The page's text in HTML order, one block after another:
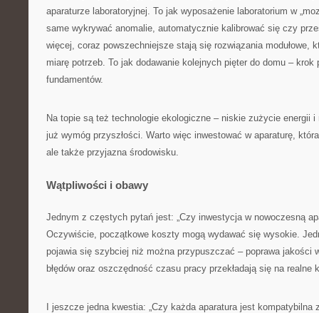
aparaturze laboratoryjnej. To jak wyposażenie laboratorium w
same wykrywać anomalie, automatycznie kalibrować się czy
więcej, coraz powszechniejsze stają się rozwiązania modułowe,
miarę potrzeb. To jak dodawanie kolejnych pięter do domu –
fundamentów.
Na topie są też technologie ekologiczne – niskie zużycie energii
już wymóg przyszłości. Warto więc inwestować w aparaturę,
ale także przyjazna środowisku.
Wątpliwości i obawy
Jednym z częstych pytań jest: „Czy inwestycja w nowoczesną
Oczywiście, początkowe koszty mogą wydawać się wysokie.
pojawia się szybciej niż można przypuszczać – poprawa jakości
błędów oraz oszczędność czasu pracy przekładają się na realne
I jeszcze jedna kwestia: „Czy każda aparatura jest kompatybilna